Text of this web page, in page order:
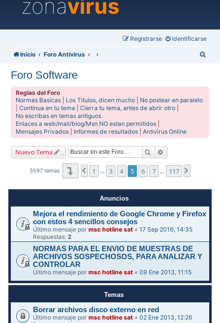
zonavirus
Identificarse
Registrarse
Inicio Foro Antivirus
Foro Software
Reglas del Foro
Normas Basicas
Los Titulos, dicen mucho
No postear en paralelo
|Continua en tu tema |Cierra tu tema, antes de abrir otro
No escribas en temas antiguos
Enlaces a web/mail/blog/Msn NO estan permitidos
Mensajes Privados
Informes de resultados |Antivirus Online
Nuevo Tema Buscar
3597 temas Página5 de117
Anterior
1 … 3 4 5 6 7 … 117
Anuncios
Mejora el rendimiento de Google Chrome y Firefox
con estos 4 sencillos consejos
Último mensaje pormsc hotline sat «17 Sep 2016, 14:35
Respuestas:2
NORMAS PARA EL ENVIO DE MUESTRAS DE
ARCHIVOS SOSPECHOSOS, PARA ANALIZAR Y
CONTROLAR
Último mensaje pormsc hotline sat «09 Ene 2013, 11:15
Temas
Borrar archivos disco externo en red
Último mensaje pormsc hotline sat «02 Ene 2013, 12:26